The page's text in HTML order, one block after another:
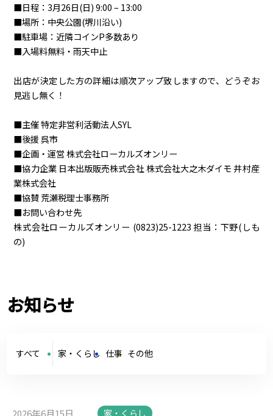
■日程：3月26日(日) 9:00 – 13:00
■場所：中央公園(堺川沿い)
■駐車場：近隣コインP多数あり
■入場料無料・雨天中止
出店が決定した方の詳細は順次アップ致しますので、どうぞお
見逃し無く！
■主催 特定非営利活動法人SYL
■後援 呉市
■企画・運営 株式会社ローカルズオンリー
■協力企業 日本出版販売株式会社 株式会社大之木ダイモ 井村産
業株式会社
■協賛 荒瀬税理士事務所
■お問い合わせ先
株式会社ローカルズオンリー (0823)25-1223 担当：下野(しも
の)
お知らせ
すべて 家・くらし 仕事 その他
2026年6月15日 家・くらし